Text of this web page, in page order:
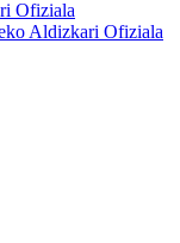
Ofiziala
Aldizkari Ofiziala